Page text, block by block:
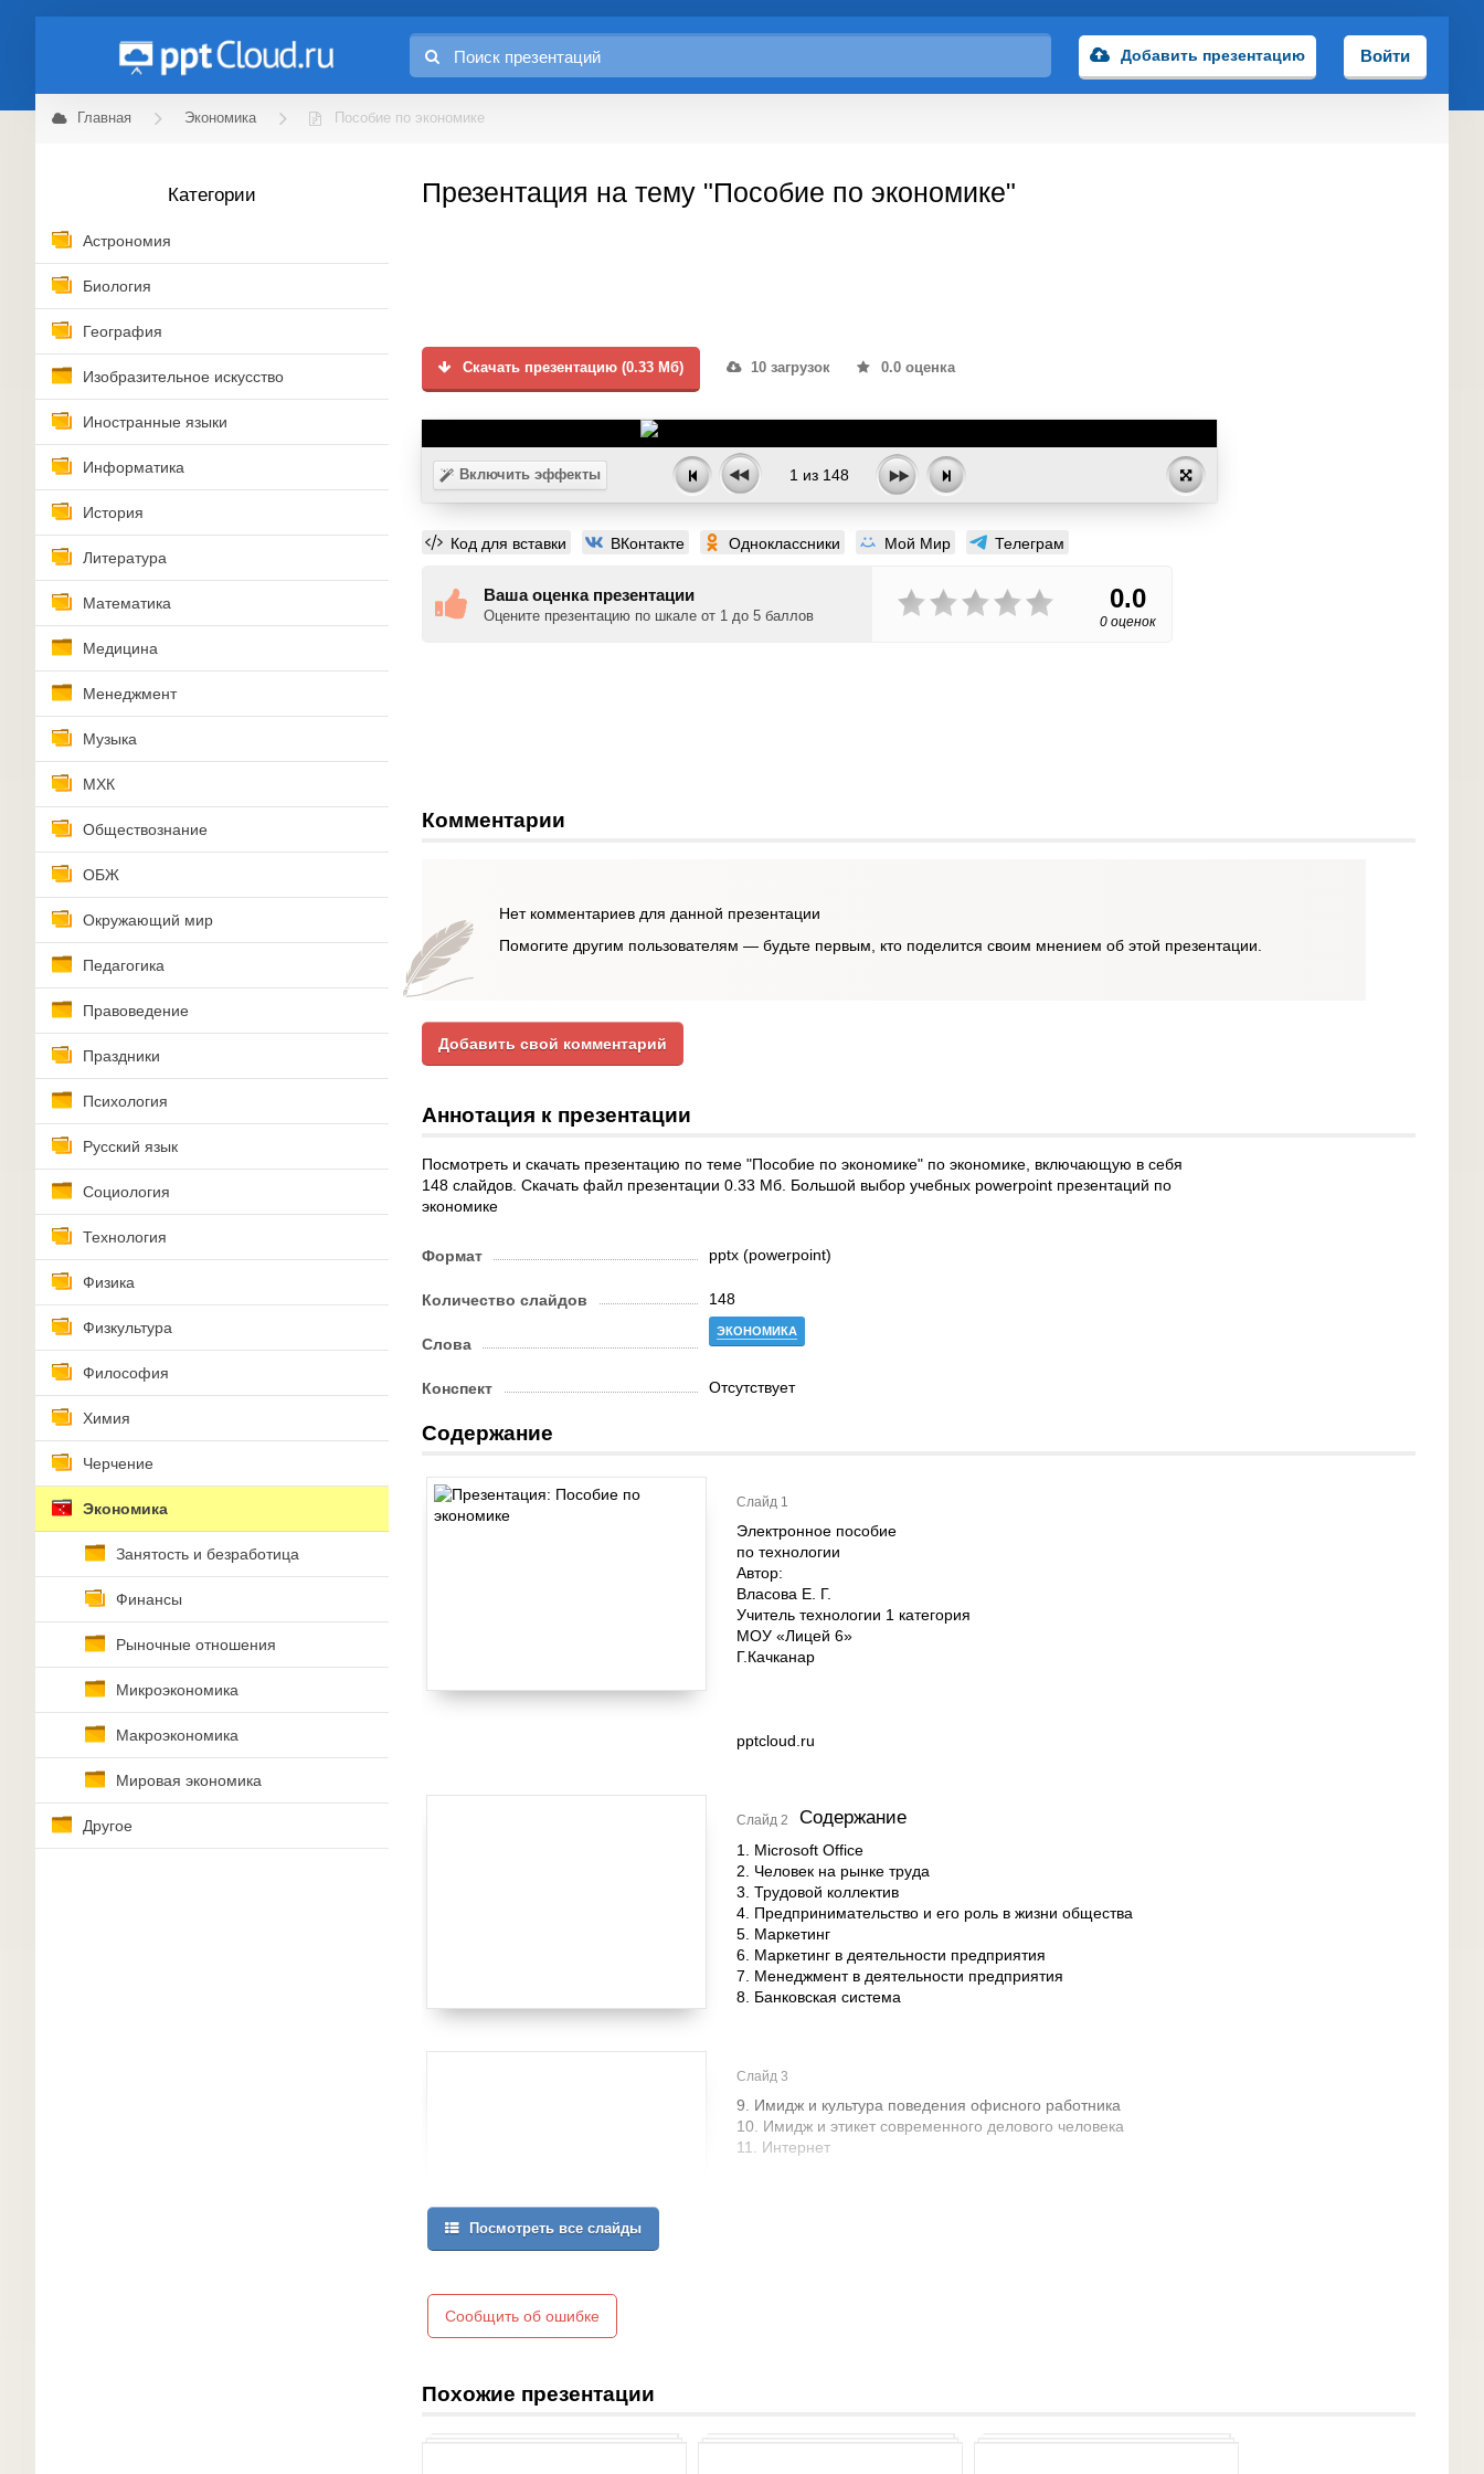
Добавить презентацию Войти
Главная Экономика Пособие по экономике
Категории
Астрономия
Биология
География
Изобразительное искусство
Иностранные языки
Информатика
История
Литература
Математика
Медицина
Менеджмент
Музыка
МХК
Обществознание
ОБЖ
Окружающий мир
Педагогика
Правоведение
Праздники
Психология
Русский язык
Социология
Технология
Физика
Физкультура
Философия
Химия
Черчение
Экономика
Занятость и безработица
Финансы
Рыночные отношения
Микроэкономика
Макроэкономика
Мировая экономика
Другое
Презентация на тему "Пособие по экономике"
Скачать презентацию (0.33 Мб) 10 загрузок 0.0 оценка
Включить эффекты 1 из 148
Код для вставки ВКонтакте Одноклассники Мой Мир Телеграм
Ваша оценка презентации
Оцените презентацию по шкале от 1 до 5 баллов
0.0
0 оценок
Комментарии
Нет комментариев для данной презентации
Помогите другим пользователям — будьте первым, кто поделится своим мнением об этой презентации.
Добавить свой комментарий
Аннотация к презентации
Посмотреть и скачать презентацию по теме "Пособие по экономике" по экономике, включающую в себя
148 слайдов. Скачать файл презентации 0.33 Мб. Большой выбор учебных powerpoint презентаций по
экономике
Формат pptx (powerpoint)
Количество слайдов 148
Слова
ЭКОНОМИКА
Конспект Отсутствует
Содержание
Слайд 1
Электронное пособие
по технологии
Автор:
Власова Е. Г.
Учитель технологии 1 категория
МОУ «Лицей 6»
Г.Качканар
pptcloud.ru
Слайд 2 Содержание
1. Microsoft Office
2. Человек на рынке труда
3. Трудовой коллектив
4. Предпринимательство и его роль в жизни общества
5. Маркетинг
6. Маркетинг в деятельности предприятия
7. Менеджмент в деятельности предприятия
8. Банковская система
Слайд 3
9. Имидж и культура поведения офисного работника
10. Имидж и этикет современного делового человека
11. Интернет
Посмотреть все слайды
Сообщить об ошибке
Похожие презентации